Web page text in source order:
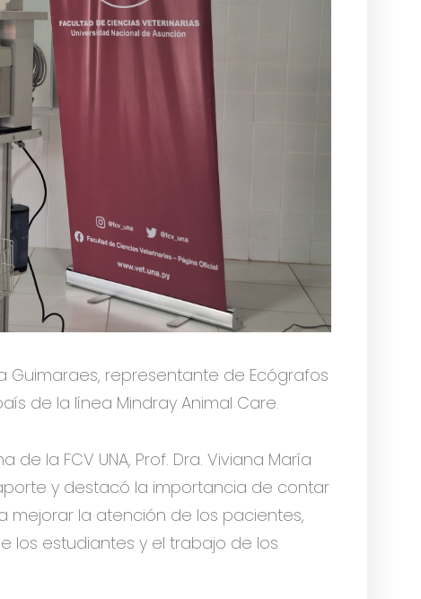
Guimaraes, representante de Ecógrafos
de la línea Mindray Animal Care.
la FCV UNA, Prof. Dra. Viviana María
y destacó la importancia de contar
la atención de los pacientes,
los estudiantes y el trabajo de los